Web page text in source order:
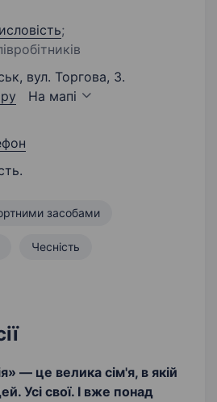
;
вул. Торгова, 3.
На мапі
засобами
Чесність
— це велика сім'я, в якій
Усі свої. І вже понад